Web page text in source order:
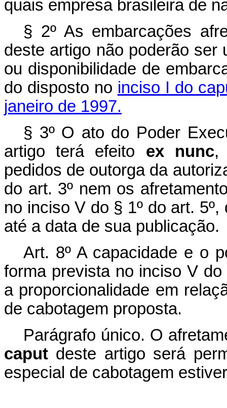
quais empresa brasileira de
§ 2º As embarcações
deste artigo não poderão ser
ou disponibilidade de
do disposto no inciso I do
janeiro de 1997.
§ 3º O ato do Poder
artigo terá efeito ex nunc,
pedidos de outorga da
do art. 3º nem os
no inciso V do § 1º do art.
até a data de sua publicação.
Art. 8º A capacidade e o
forma prevista no inciso V
a proporcionalidade em
de cabotagem proposta.
Parágrafo único. O
caput deste artigo será
especial de cabotagem